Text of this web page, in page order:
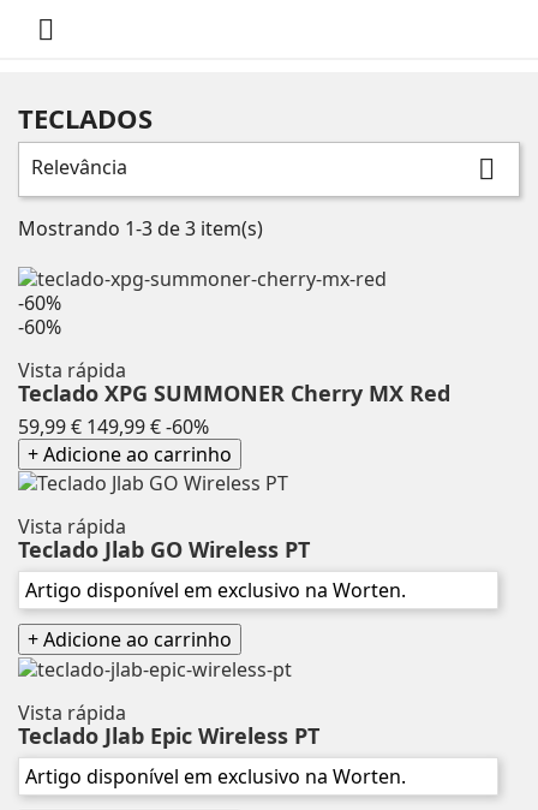

TECLADOS
Relevância 
Mostrando 1-3 de 3 item(s)
-60%
-60%
Vista rápida
Teclado XPG SUMMONER Cherry MX Red
59,99 € Preço
normal
149,99 €-60%Preço
+ Adicione ao carrinho
Vista rápida
Teclado Jlab GO Wireless PT
Artigo disponível em exclusivo na Worten.
+ Adicione ao carrinho
Vista rápida
Teclado Jlab Epic Wireless PT
Artigo disponível em exclusivo na Worten.